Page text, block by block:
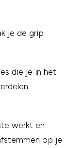
je de grip
die je in het
werkt en
op je